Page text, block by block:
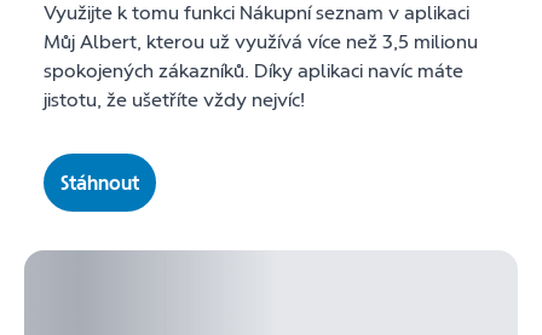
Využijte k tomu funkci Nákupní seznam v aplikaci
Můj Albert, kterou už využívá více než 3,5 milionu
spokojených zákazníků. Díky aplikaci navíc máte
jistotu, že ušetříte vždy nejvíc!
Stáhnout